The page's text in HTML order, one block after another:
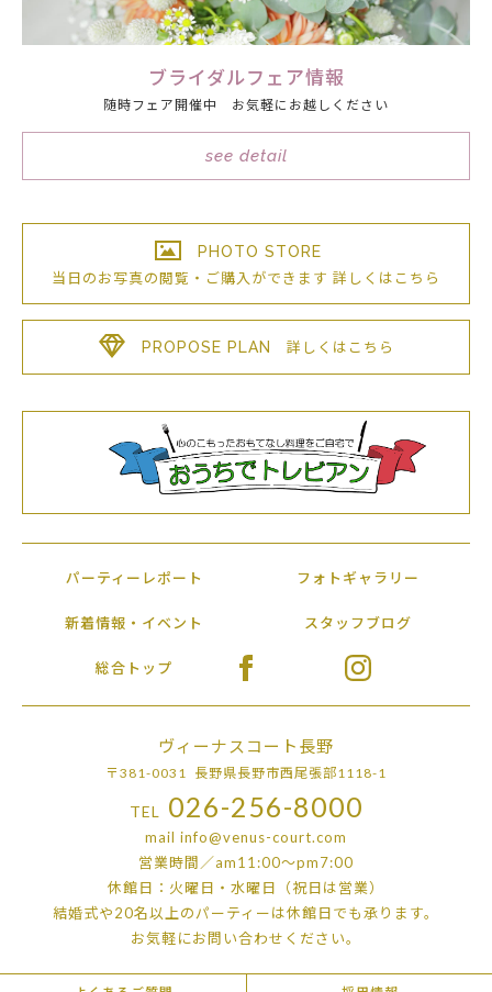
ブライダルフェア情報
随時フェア開催中 お気軽にお越しください
see detail
PHOTO STORE
当日のお写真の閲覧・ご購入ができます 詳しくはこちら
PROPOSE PLAN 詳しくはこちら
パーティーレポート フォトギャラリー
新着情報・イベント スタッフブログ
総合トップ
ヴィーナスコート長野
〒381-0031 長野県長野市西尾張部1118-1
TEL 026-256-8000
mail info@venus-court.com
営業時間／am11:00〜pm7:00
休館日：火曜日・水曜日（祝日は営業）
結婚式や20名以上のパーティーは休館日でも承ります。
お気軽にお問い合わせください。